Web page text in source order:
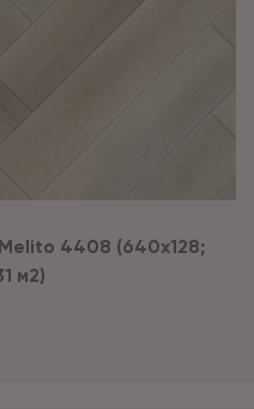
4408 (640х128;
м2)